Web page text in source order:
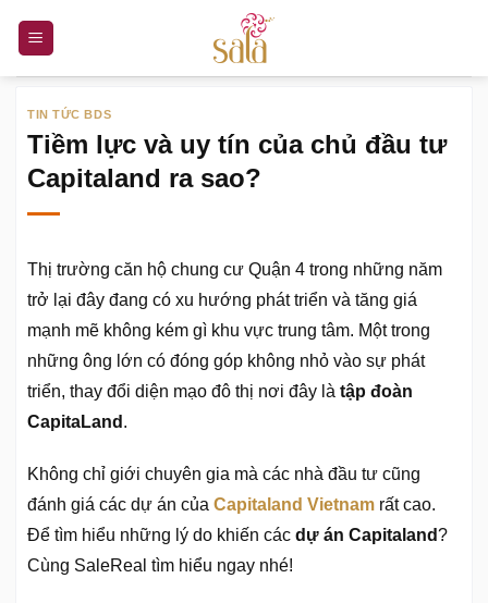
nội
TIN TỨC BDS
Tiềm lực và uy tín của chủ đầu tư
Capitaland ra sao?
Thị trường căn hộ chung cư Quận 4 trong những năm
trở lại đây đang có xu hướng phát triển và tăng giá
mạnh mẽ không kém gì khu vực trung tâm. Một trong
những ông lớn có đóng góp không nhỏ vào sự phát
triển, thay đổi diện mạo đô thị nơi đây là tập đoàn
CapitaLand .
Không chỉ giới chuyên gia mà các nhà đầu tư cũng
đánh giá các dự án của Capitaland Vietnam rất cao.
Để tìm hiểu những lý do khiến các dự án Capitaland?
Cùng SaleReal tìm hiểu ngay nhé!